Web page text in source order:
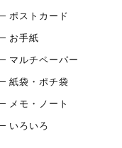
ポストカード
お手紙
マルチペーパー
紙袋・ポチ袋
メモ・ノート
いろいろ